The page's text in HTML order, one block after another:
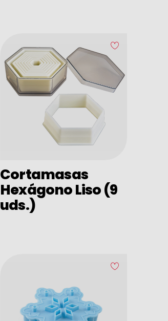
Cortamasas
Hexágono Liso (9
uds.)